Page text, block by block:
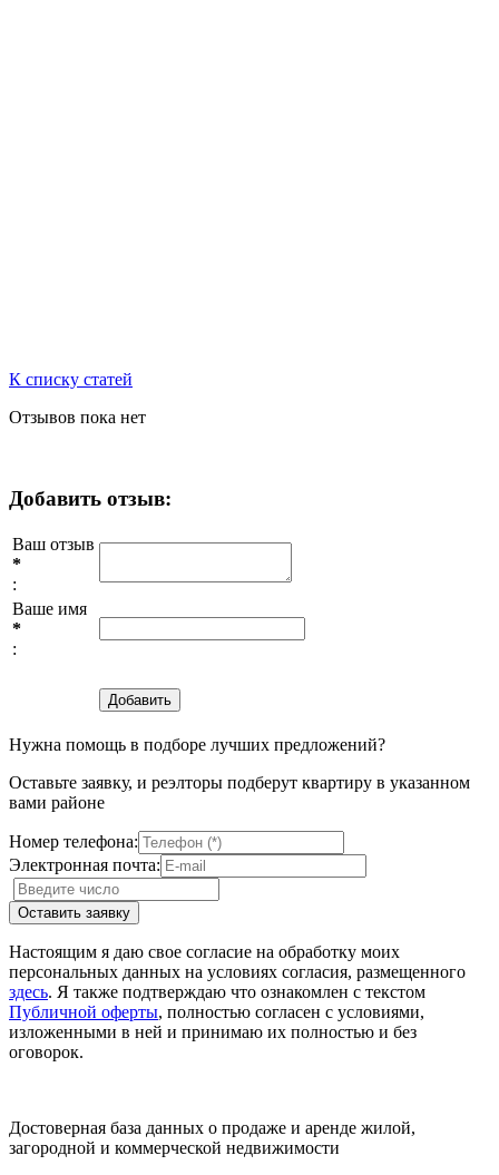
К списку статей
Отзывов пока нет
Добавить отзыв:
Ваш отзыв
*
:
Ваше имя
*
:
Нужна помощь в подборе лучших предложений?
Оставьте заявку, и реэлторы подберут квартиру в указанном
вами районе
Номер телефона:
Электронная почта:
Настоящим я даю свое согласие на обработку моих
персональных данных на условиях согласия, размещенного
здесь. Я также подтверждаю что ознакомлен с текстом
Публичной оферты, полностью согласен с условиями,
изложенными в ней и принимаю их полностью и без
оговорок.
Достоверная база данных о продаже и аренде жилой,
загородной и коммерческой недвижимости